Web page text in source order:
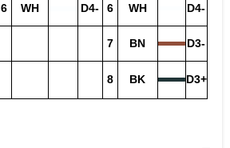
6 WH D4- 6 WH D4-
7 BN D3-
8 BK D3+